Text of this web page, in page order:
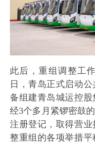
此后，重组调整工
日，青岛正式启动
备组建青岛城运控
经3个多月紧锣密鼓
注册登记，取得营
整重组的各项举措